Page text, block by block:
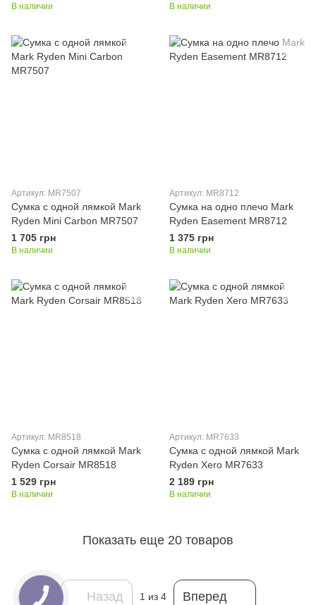
В наличии В наличии
Артикул: MR7507
Сумка с одной лямкой Mark
Ryden Mini Carbon MR7507
1 705 грн
В наличии
Артикул: MR8712
Сумка на одно плечо Mark
Ryden Easement MR8712
1 375 грн
В наличии
Артикул: MR8518
Сумка с одной лямкой Mark
Ryden Corsair MR8518
1 529 грн
В наличии
Артикул: MR7633
Сумка с одной лямкой Mark
Ryden Xero MR7633
2 189 грн
В наличии
Показать еще 20 товаров
Назад 1 из 4 Вперед